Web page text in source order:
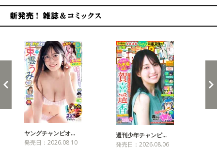
ヤングチャンピオ…
発売日：2026.08.10
週刊少年チャンピ…
発売日：2026.08.06